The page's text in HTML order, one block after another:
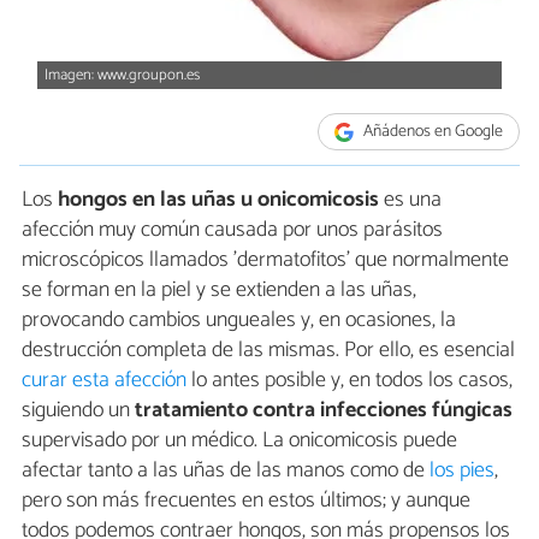
Imagen: www.groupon.es
Añádenos en Google
Los hongos en las uñas u onicomicosises una
afección muy común causada por unos parásitos
microscópicos llamados 'dermatofitos' que normalmente
se forman en la piel y se extienden a las uñas,
provocando cambios ungueales y, en ocasiones, la
destrucción completa de las mismas. Por ello, es esencial
curar esta afecciónlo antes posible y, en todos los casos,
siguiendo untratamiento contra infecciones fúngicas
supervisado por un médico. La onicomicosis puede
afectar tanto a las uñas de las manos como delos pies,
pero son más frecuentes en estos últimos; y aunque
todos podemos contraer hongos, son más propensos los